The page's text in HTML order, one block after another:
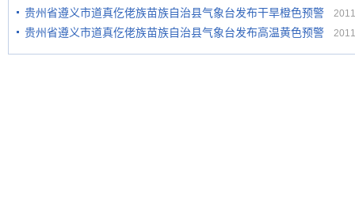
贵州省遵义市道真仡佬族苗族自治县气象台发布干旱橙色预警
贵州省遵义市道真仡佬族苗族自治县气象台发布高温黄色预警